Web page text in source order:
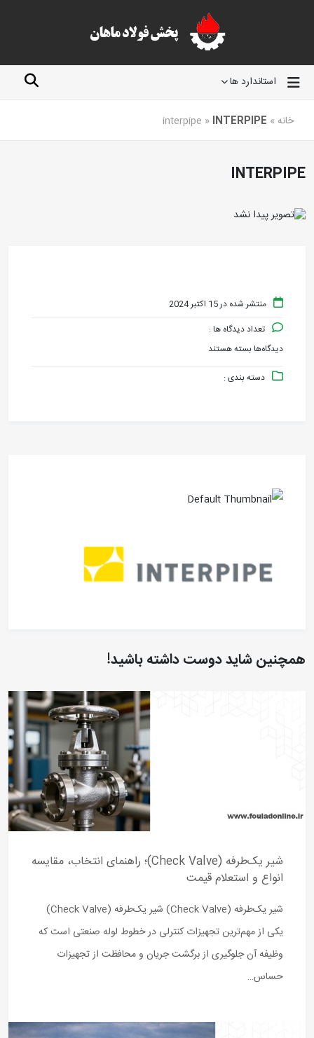
استاندارد ها
خانه »
interpipe » INTERPIPE
INTERPIPE
منتشر شده در 15 اکتبر 2024
تعداد دیدگاه ها :
دیدگاه‌ها
برای
INTERPIPE
بسته هستند
دسته بندی :
همچنین شاید دوست داشته باشید!
شیر یک‌طرفه (Check Valve)؛ راهنمای انتخاب، مقایسه
انواع و استعلام قیمت
شیر یک‌طرفه (Check Valve) شیر یک‌طرفه (Check Valve)
یکی از مهم‌ترین تجهیزات کنترلی در خطوط لوله صنعتی است که
وظیفه آن جلوگیری از برگشت جریان و محافظت از تجهیزات
حساس…